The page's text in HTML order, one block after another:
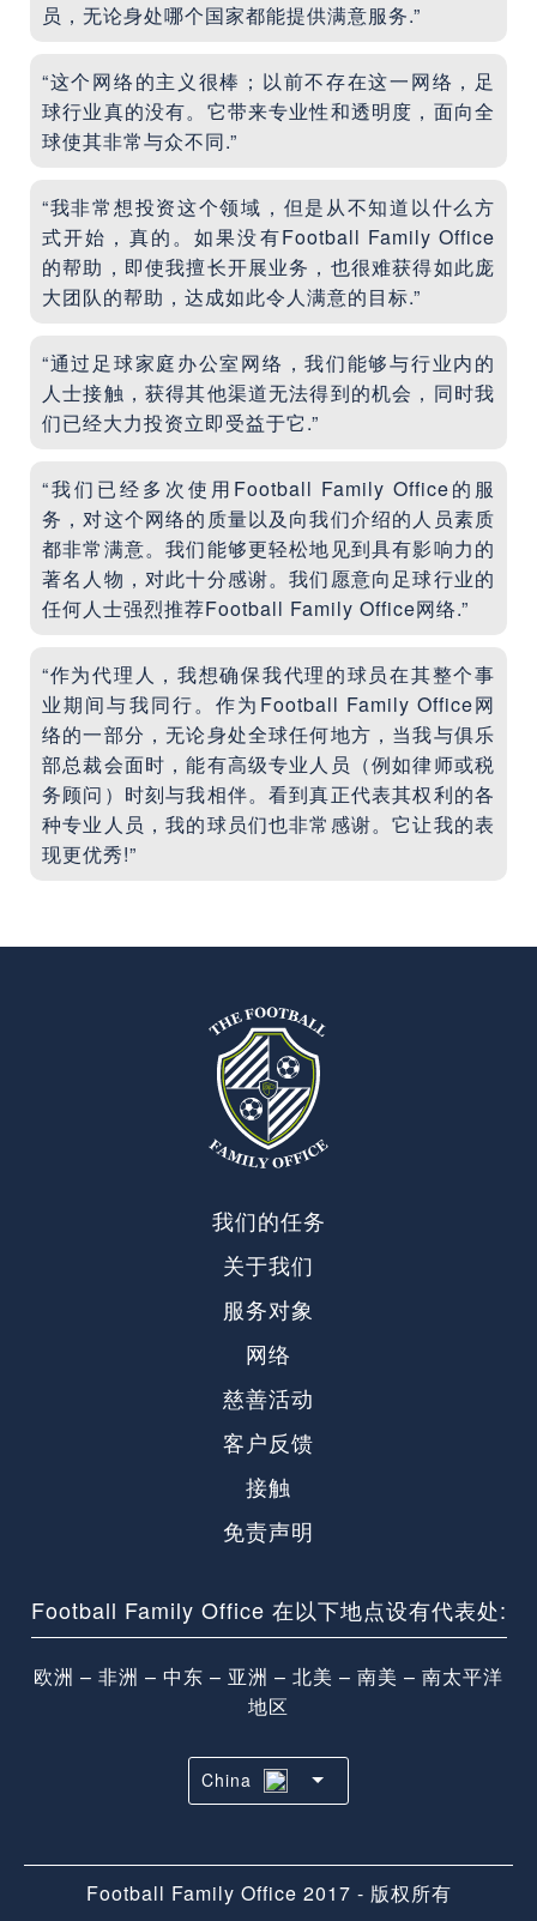
员，无论身处哪个国家都能提供满意服务.”
“这个网络的主义很棒；以前不存在这一网络，足
球行业真的没有。它带来专业性和透明度，面向全
球使其非常与众不同.”
“我非常想投资这个领域，但是从不知道以什么方
式开始，真的。如果没有Football Family Office
的帮助，即使我擅长开展业务，也很难获得如此庞
大团队的帮助，达成如此令人满意的目标.”
“通过足球家庭办公室网络，我们能够与行业内的
人士接触，获得其他渠道无法得到的机会，同时我
们已经大力投资立即受益于它.”
“我们已经多次使用Football Family Office的服
务，对这个网络的质量以及向我们介绍的人员素质
都非常满意。我们能够更轻松地见到具有影响力的
著名人物，对此十分感谢。我们愿意向足球行业的
任何人士强烈推荐Football Family Office网络.”
“作为代理人，我想确保我代理的球员在其整个事
业期间与我同行。作为Football Family Office网
络的一部分，无论身处全球任何地方，当我与俱乐
部总裁会面时，能有高级专业人员（例如律师或税
务顾问）时刻与我相伴。看到真正代表其权利的各
种专业人员，我的球员们也非常感谢。它让我的表
现更优秀!”
我们的任务
关于我们
服务对象
网络
慈善活动
客户反馈
接触
免责声明
Football Family Office 在以下地点设有代表处:
欧洲 – 非洲 – 中东 – 亚洲 – 北美 – 南美 – 南太平洋
地区
China
Football Family Office 2017 - 版权所有